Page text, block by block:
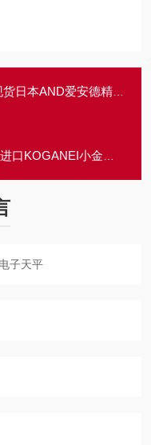
AND爱安德精密电子天平
小金井电动驱动器